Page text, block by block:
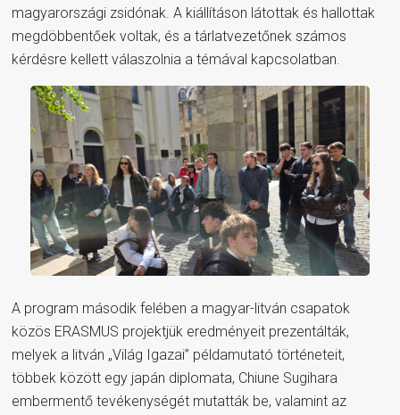
magyarországi zsidónak. A kiállításon látottak és hallottak
megdöbbentőek voltak, és a tárlatvezetőnek számos
kérdésre kellett válaszolnia a témával kapcsolatban.
A program második felében a magyar-litván csapatok
közös ERASMUS projektjük eredményeit prezentálták,
melyek a litván „Világ Igazai” példamutató történeteit,
többek között egy japán diplomata, Chiune Sugihara
embermentő tevékenységét mutatták be, valamint az